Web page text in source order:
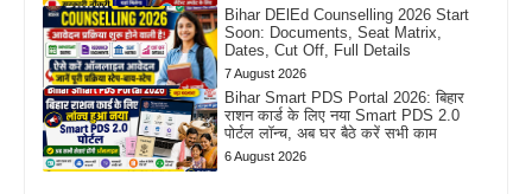
Bihar DElEd Counselling 2026 Start
Soon: Documents, Seat Matrix,
Dates, Cut Off, Full Details
7 August 2026
Bihar Smart PDS Portal 2026: बिहार
राशन कार्ड के लिए नया Smart PDS 2.0
पोर्टल लॉन्च, अब घर बैठे करें सभी काम
6 August 2026